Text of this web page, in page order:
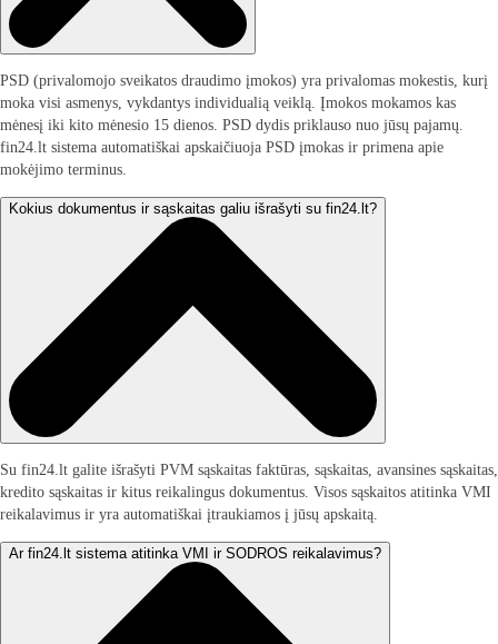
PSD (privalomojo sveikatos draudimo įmokos) yra privalomas mokestis, kurį
moka visi asmenys, vykdantys individualią veiklą. Įmokos mokamos kas
mėnesį iki kito mėnesio 15 dienos. PSD dydis priklauso nuo jūsų pajamų.
fin24.lt sistema automatiškai apskaičiuoja PSD įmokas ir primena apie
mokėjimo terminus.
Kokius dokumentus ir sąskaitas galiu išrašyti su fin24.lt?
Su fin24.lt galite išrašyti PVM sąskaitas faktūras, sąskaitas, avansines sąskaitas,
kredito sąskaitas ir kitus reikalingus dokumentus. Visos sąskaitos atitinka VMI
reikalavimus ir yra automatiškai įtraukiamos į jūsų apskaitą.
Ar fin24.lt sistema atitinka VMI ir SODROS reikalavimus?